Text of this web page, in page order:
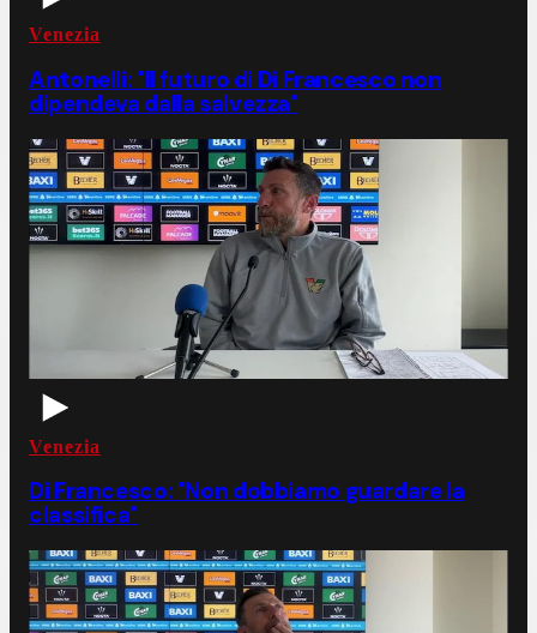
Venezia
Antonelli: "Il futuro di Di Francesco non
dipendeva dalla salvezza"
Venezia
Di Francesco: "Non dobbiamo guardare la
classifica"